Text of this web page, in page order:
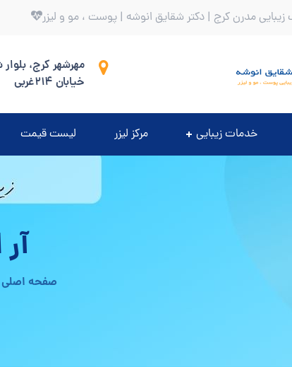
زیبایی مدرن کرج | دکتر شقایق انوشه | پوست ، مو و لیزر
مهرشهر کرج،
خیابان 214غربی
خدمات زیبایی مرکز لیزر لیست قیمت
صفحه اصلی